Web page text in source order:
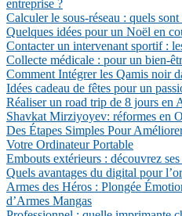
entreprise ?
Calculer le sous-réseau : quels sont
Quelques idées pour un Noël en
Contacter un intervenant sportif :
Collecte médicale : pour un bien-
Comment Intégrer les Qamis noir
Idées cadeau de fêtes pour un
Réaliser un road trip de 8 jours en
Shavkat Mirziyoyev: réformes en
Des Étapes Simples Pour
Votre Ordinateur Portable
Embouts extérieurs : découvrez
Quels avantages du digital pour
Armes des Héros : Plongée
d’Armes Mangas